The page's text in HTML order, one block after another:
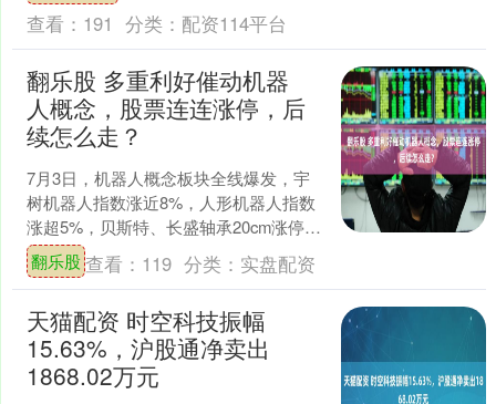
查看： 191 分类： 配资114平台
翻乐股 多重利好催动机器
人概念，股票连连涨停，后
续怎么走？
7月3日，机器人概念板块全线爆发，宇
树机器人指数涨近8%，人形机器人指数
涨超5%，贝斯特、长盛轴承20cm涨停，
绿的谐波大涨18%，金发科技、卧龙电
驱、兆威机电....
翻乐股查看： 119 分类： 实盘配资
天猫配资 时空科技振幅
15.63%，沪股通净卖出
1868.02万元